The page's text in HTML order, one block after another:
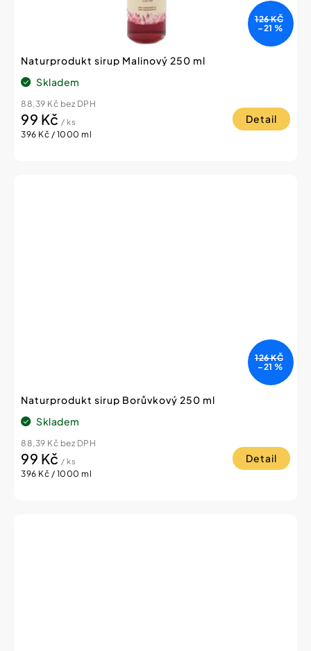
126 KČ
–21 %
Naturprodukt sirup Malinový 250 ml
Skladem
88,39 Kč bez DPH
99 Kč / ks
Měrná
396 Kč / 1000 ml
Detail
126 KČ
–21 %
Naturprodukt sirup Borůvkový 250 ml
Skladem
88,39 Kč bez DPH
99 Kč / ks
Měrná
396 Kč / 1000 ml
Detail